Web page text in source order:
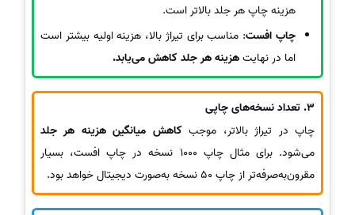
هزینه چاپ هر جلد بالاتر است.
چاپ افست: مناسب برای تیراژ بالا، هزینه اولیه بیشتر است
اما در نهایتهزینه هر جلد کاهش می‌یابد.
3. تعداد نسخه‌های چاپی
چاپ در تیراژ بالاتر، موجب کاهش میانگین هزینه هر جلد
می‌شود. برای مثال چاپ 1000 نسخه در چاپ افست، بسیار
مقرون‌به‌صرفه‌تر از چاپ 50 نسخه به‌صورت دیجیتال خواهد بود.